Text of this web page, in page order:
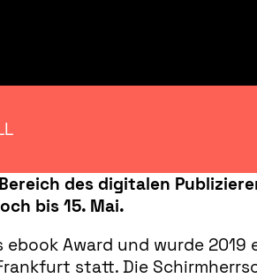
des digitalen
bis 15. Mai.
Award und wurde 2019
statt. Die